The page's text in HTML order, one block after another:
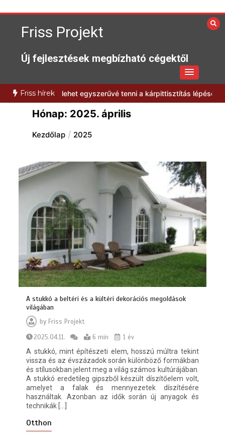
to
contentFriss Projekt
Új fejlesztések megbízható cégektől
Friss hírek
Hogyan lehet egyszerűvé tenni a kárpittisztítás lépéseit?
Hónap: 2025. április
Kezdőlap 2025
A stukkó a beltéri és a kültéri dekorációs megoldások
világában
by Friss Projekt
2025.04.11.
6 min
1 év
A stukkó, mint építészeti elem, hosszú múltra tekint
vissza és az évszázadok során különböző formákban
és stílusokban jelent meg a világ számos kultúrájában.
A stukkó eredetileg gipszből készült díszítőelem volt,
amelyet a falak és mennyezetek díszítésére
használtak. Azonban az idők során új anyagok és
technikák […]
Otthon
Hatékony megoldások az iPhone
szervizelés világában
6 min
Hogyan lehet egyszerűvé tenni a
kárpittisztítás lépéseit?
7 min
Milyen előnyökkel jár a kerti szivattyú
telepítése?
6 min